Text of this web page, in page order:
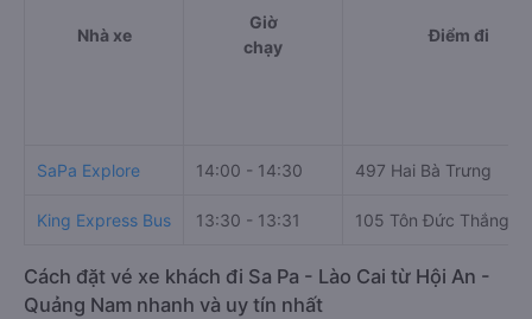
Nhà xe
Giờ
chạy
Điểm đi
SaPa Explore 14:00 - 14:30 497 Hai Bà Trưng
King Express Bus 13:30 - 13:31 105 Tôn Đức Thắng
Cách đặt vé xe khách đi Sa Pa - Lào Cai từ Hội An -
Quảng Nam nhanh và uy tín nhất